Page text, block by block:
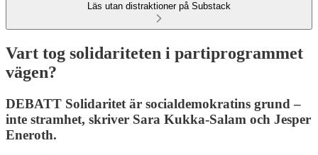
Läs utan distraktioner på Substack
Vart tog solidariteten i partiprogrammet
vägen?
DEBATT Solidaritet är socialdemokratins grund –
inte stramhet, skriver Sara Kukka-Salam och Jesper
Eneroth.